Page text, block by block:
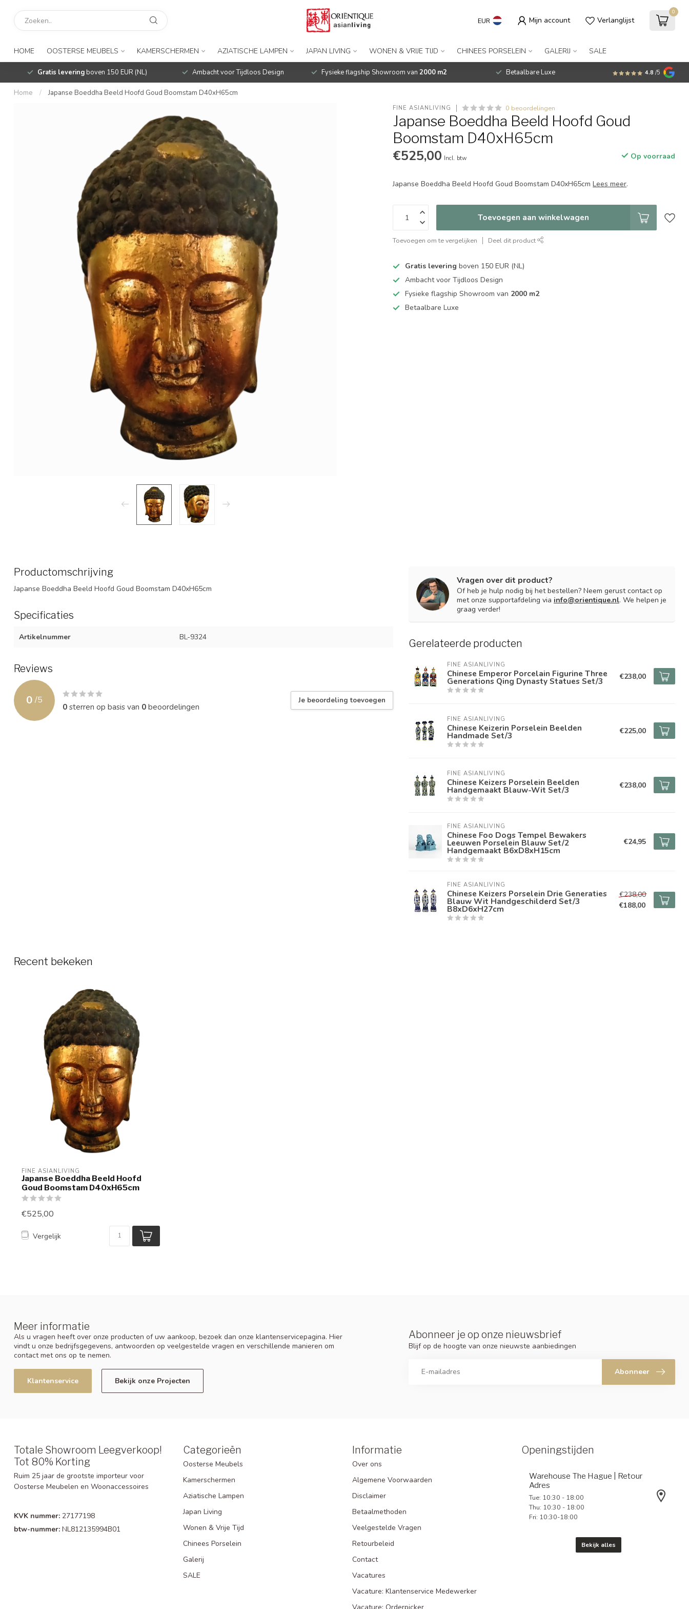
EUR Mijn account Verlanglijst
0
HOME OOSTERSE MEUBELS KAMERSCHERMEN AZIATISCHE LAMPEN JAPAN LIVING WONEN & VRIJE TIJD CHINEES PORSELEIN GALERIJ SALE
Gratis leveringboven 150 EUR (NL) Ambacht voor Tijdloos Design Fysieke flagship Showroom van 2000 m2 Betaalbare Luxe 4.8 /5
Home / Japanse Boeddha Beeld Hoofd Goud Boomstam D40xH65cm
FINE ASIANLIVING 0 beoordelingen
Japanse Boeddha Beeld Hoofd Goud
Boomstam D40xH65cm
€525,00 Incl. btw Op voorraad
Japanse Boeddha Beeld Hoofd Goud Boomstam D40xH65cmLees meer.
Toevoegen aan winkelwagen
Toevoegen om te vergelijken Deel dit product
Gratis levering boven 150 EUR (NL)
Ambacht voor Tijdloos Design
Fysieke flagship Showroom van 2000 m2
Betaalbare Luxe
Productomschrijving
Japanse Boeddha Beeld Hoofd Goud Boomstam D40xH65cm
Specificaties
Artikelnummer BL-9324
Reviews
0 /5
0sterren op basis van 0beoordelingen
Je beoordeling toevoegen
Vragen over dit product?
Of heb je hulp nodig bij het bestellen? Neem gerust contact op
met onze supportafdeling via info@orientique.nl. We helpen je
graag verder!
Gerelateerde producten
FINE ASIANLIVING
Chinese Emperor Porcelain Figurine Three
Generations Qing Dynasty Statues Set/3 €238,00
FINE ASIANLIVING
Chinese Keizerin Porselein Beelden
Handmade Set/3 €225,00
FINE ASIANLIVING
Chinese Keizers Porselein Beelden
Handgemaakt Blauw-Wit Set/3 €238,00
FINE ASIANLIVING
Chinese Foo Dogs Tempel Bewakers
Leeuwen Porselein Blauw Set/2
Handgemaakt B6xD8xH15cm
€24,95
FINE ASIANLIVING
Chinese Keizers Porselein Drie Generaties
Blauw Wit Handgeschilderd Set/3
B8xD6xH27cm
€238,00
€188,00
Recent bekeken
FINE ASIANLIVING
Japanse Boeddha Beeld Hoofd
Goud Boomstam D40xH65cm
€525,00
Vergelijk
Meer informatie
Als u vragen heeft over onze producten of uw aankoop, bezoek dan onze klantenservicepagina. Hier
vindt u onze bedrijfsgegevens, antwoorden op veelgestelde vragen en verschillende manieren om
contact met ons op te nemen.
Klantenservice Bekijk onze Projecten
Abonneer je op onze nieuwsbrief
Blijf op de hoogte van onze nieuwste aanbiedingen
Abonneer
Totale Showroom Leegverkoop!
Tot 80% Korting
Ruim 25 jaar de grootste importeur voor
Oosterse Meubelen en Woonaccessoires
KVK nummer: 27177198
btw-nummer: NL812135994B01
Categorieën
Oosterse Meubels
Kamerschermen
Aziatische Lampen
Japan Living
Wonen & Vrije Tijd
Chinees Porselein
Galerij
SALE
Informatie
Over ons
Algemene Voorwaarden
Disclaimer
Betaalmethoden
Veelgestelde Vragen
Retourbeleid
Contact
Vacatures
Vacature: Klantenservice Medewerker
Openingstijden
Warehouse The Hague | Retour
Adres
Tue: 10:30 - 18:00
Thu: 10:30 - 18:00
Fri: 10:30-18:00
Bekijk alles